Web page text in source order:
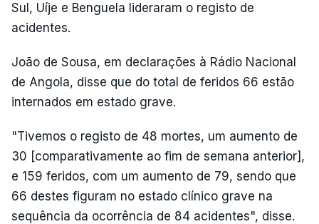
Sul, Uíje e Benguela lideraram o registo de
acidentes.
João de Sousa, em declarações à Rádio Nacional
de Angola, disse que do total de feridos 66 estão
internados em estado grave.
"Tivemos o registo de 48 mortes, um aumento de
30 [comparativamente ao fim de semana anterior],
e 159 feridos, com um aumento de 79, sendo que
66 destes figuram no estado clínico grave na
sequência da ocorrência de 84 acidentes", disse.